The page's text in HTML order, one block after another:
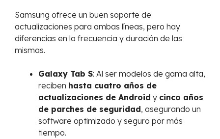
Samsung ofrece un buen soporte de
actualizaciones para ambas líneas, pero hay
diferencias en la frecuencia y duración de las
mismas.
Galaxy Tab S: Al ser modelos de gama alta,
reciben hasta cuatro años de
actualizaciones de Android y cinco años
de parches de seguridad, asegurando un
software optimizado y seguro por más
tiempo.